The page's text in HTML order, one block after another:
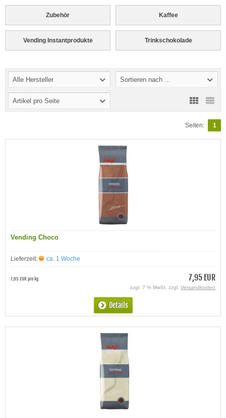
Zubehör Kaffee
Vending Instantprodukte Trinkschokolade
Alle Hersteller Sortieren nach ...
Artikel pro Seite
Seiten: 1
Vending Choco
Lieferzeit: ca. 1 Woche
7,95 EUR
7,95 EUR pro kg
zzgl. 7 % MwSt. zzgl. Versandkosten
Details